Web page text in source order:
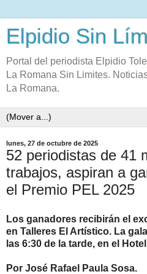
Elpidio Sin
Portal del periodista Elpidio
La Romana Sin Limites.
La Romana.
lunes, 27 de octubre de 2025
52 periodistas de 41
trabajos, aspiran a
el Premio PEL 2025
Los ganadores recibirán el
en Talleres El Artístico. La
las 6:30 de la tarde, en el
Por José Rafael Paula Sosa.